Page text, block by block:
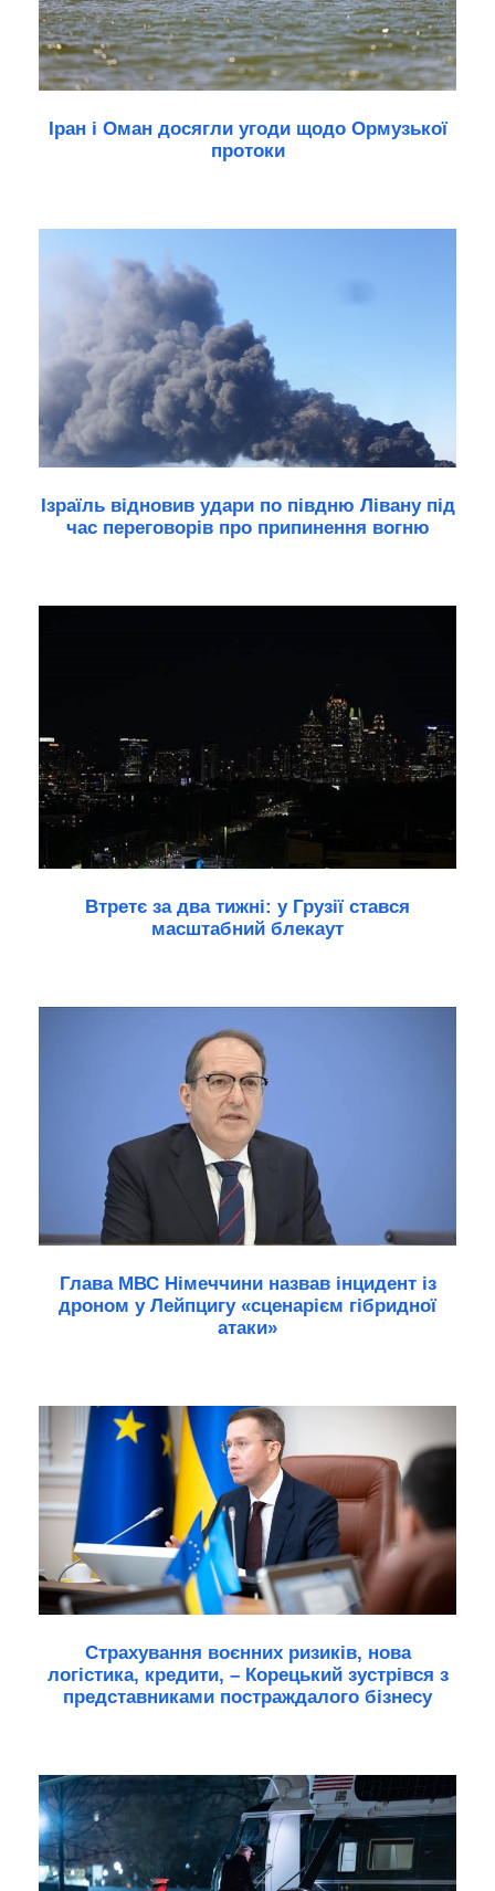
Іран і Оман досягли угоди щодо Ормузької
протоки
Ізраїль відновив удари по півдню Лівану під
час переговорів про припинення вогню
Втретє за два тижні: у Грузії стався
масштабний блекаут
Глава МВС Німеччини назвав інцидент із
дроном у Лейпцигу «сценарієм гібридної
атаки»
Страхування воєнних ризиків, нова
логістика, кредити, – Корецький зустрівся з
представниками постраждалого бізнесу